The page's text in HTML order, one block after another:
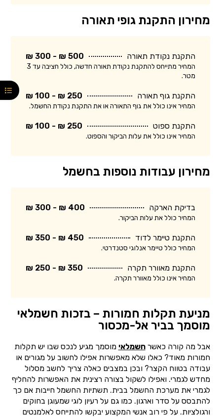
מחירון התקנת גופי תאורה
התקנת נקודת תאורה 500 ₪ - 300 ₪
המחיר מתייחס להתקנת נקודת תאורה חדשה, כולל חציבה עד 3
מטר.
התקנת גוף תאורה 250 ₪ - 100 ₪
המחיר אינו כולל את גוף התאורה או את התקנת נקודת החשמל.
התקנת ספוט 250 ₪ - 100 ₪
המחיר אינו כולל את עלות הביקור והספוט.
מחירון עבודות נוספות בחשמל
בדיקת הארקה 400 ₪ - 300 ₪
המחיר כולל את עלות הביקור.
התקנת טיימר לדוד 450 ₪ - 350 ₪
המחיר כולל טיימר אנלוגי סטנדרטי.
התקנת מאוורר תקרה 350 ₪ - 250 ₪
המחיר אינו כולל מאוורר תקרה.
מניעת תקלות חמורות – בזכות חשמלאי
מוסמך בביר אל-מכסור
אבל מה קורה כאשרחשמלאי מוסמך מגיע לנכס שבו יש תקלות
חמורות מאוד? כאלו שלא מאפשרות אפילו לחשוב על מגורים או
עבודה בטווח הקצר? ובכן במצבים כאלה צריך לחשב מסלול
מחדש לגמרי. ואפילו לשקול בצורה רצינית את האפשרות להחליף
לגמרי את מערכת החשמל בבית. תשתיות החשמל חייבות אם כך
להתבסס על סדר וארגון. כמו גם על רעיון לוגי שמעוגן בחוקים
ורגולציות. על פי רוב אנשי המקצוע יבקשו להתייחס לאלמנטים